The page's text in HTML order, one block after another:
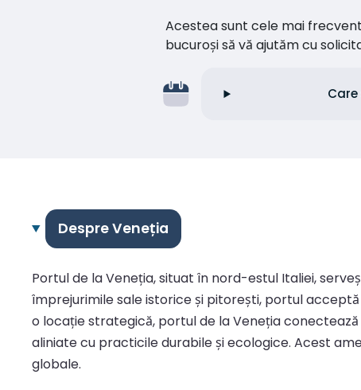
Acestea sunt cele mai
bucuroși să vă ajutăm cu
Despre Veneția
Portul de la Veneția, situat în nord-estul Italiei,
împrejurimile sale istorice și pitorești, portul
o locație strategică, portul de la Veneția
aliniate cu practicile durabile și ecologice. Acest
globale.